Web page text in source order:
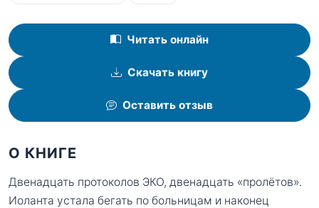
Читать онлайн
Скачать книгу
Оставить отзыв
О КНИГЕ
Двенадцать протоколов ЭКО, двенадцать «пролётов».
Иоланта устала бегать по больницам и наконец